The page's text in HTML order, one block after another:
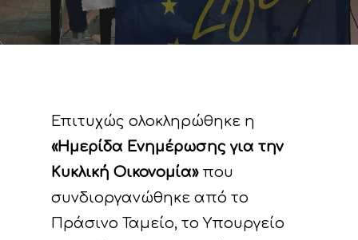
Επιτυχώς ολοκληρώθηκε η
«Ημερίδα Ενημέρωσης για την
Κυκλική Οικονομία»που
συνδιοργανώθηκε από το
Πράσινο Ταμείο, το Υπουργείο